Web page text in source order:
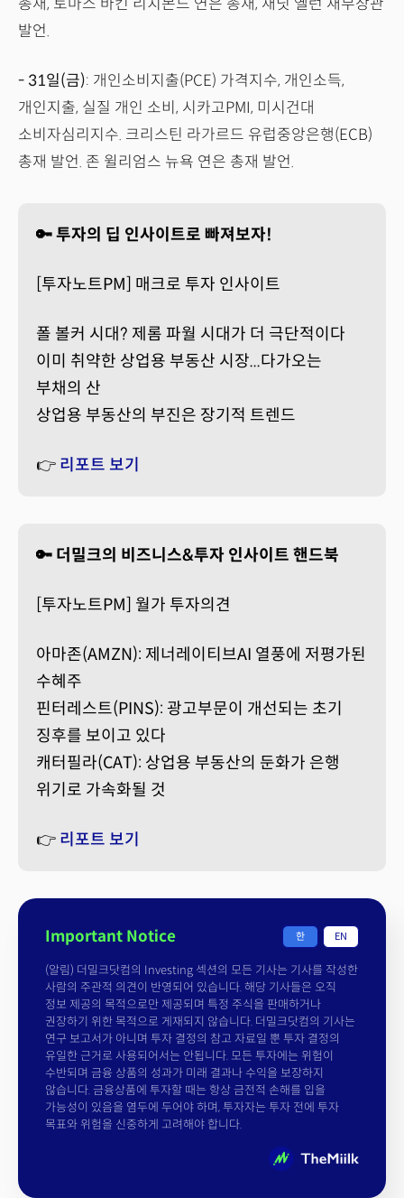
총재, 토마스 바킨 리치몬드 연은 총재, 재닛 옐런 재무장관
발언.
- 31일(금): 개인소비지출(PCE) 가격지수, 개인소득,
개인지출, 실질 개인 소비, 시카고PMI, 미시건대
소비자심리지수. 크리스틴 라가르드 유럽중앙은행(ECB)
총재 발언. 존 윌리엄스 뉴욕 연은 총재 발언.
🔑 투자의 딥 인사이트로 빠져보자!
[투자노트PM] 매크로 투자 인사이트
폴 볼커 시대? 제롬 파월 시대가 더 극단적이다
이미 취약한 상업용 부동산 시장...다가오는
부채의 산
상업용 부동산의 부진은 장기적 트렌드
👉 리포트 보기
🔑 더밀크의 비즈니스&투자 인사이트 핸드북
[투자노트PM] 월가 투자의견
아마존(AMZN): 제너레이티브AI 열풍에 저평가된
수혜주
핀터레스트(PINS): 광고부문이 개선되는 초기
징후를 보이고 있다
캐터필라(CAT): 상업용 부동산의 둔화가 은행
위기로 가속화될 것
👉 리포트 보기
Important Notice 한 EN
(알림) 더밀크닷컴의 Investing 섹션의 모든 기사는 기사를 작성한
사람의 주관적 의견이 반영되어 있습니다. 해당 기사들은 오직
정보 제공의 목적으로만 제공되며 특정 주식을 판매하거나
권장하기 위한 목적으로 게재되지 않습니다. 더밀크닷컴의 기사는
연구 보고서가 아니며 투자 결정의 참고 자료일 뿐 투자 결정의
유일한 근거로 사용되어서는 안됩니다. 모든 투자에는 위험이
수반되며 금융 상품의 성과가 미래 결과나 수익을 보장하지
않습니다. 금융상품에 투자할 때는 항상 금전적 손해를 입을
가능성이 있음을 염두에 두어야 하며, 투자자는 투자 전에 투자
목표와 위험을 신중하게 고려해야 합니다.